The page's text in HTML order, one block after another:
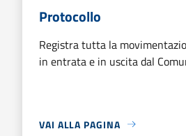
Protocollo
Registra tutta la
in entrata e in uscita dal
VAI ALLA PAGINA